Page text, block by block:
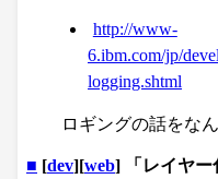
http://www-
6.ibm.com/jp/
logging.shtml
ロギングの話をな
■ [dev][web] 「レイヤー